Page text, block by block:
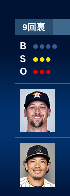
9回裏
B ●●●●
S ●●●
O ●●●